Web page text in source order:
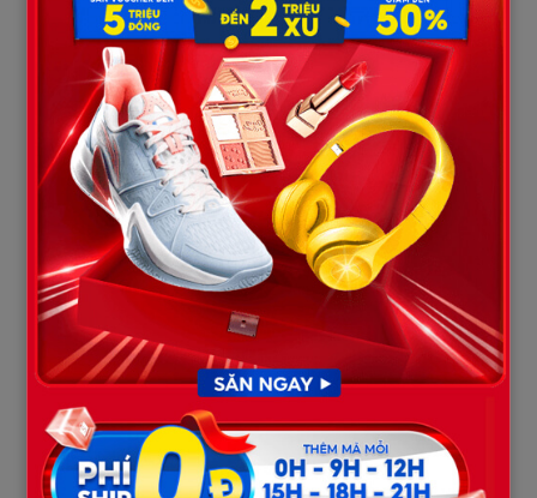
Bà Sáu tin cháu, đưa xấp tiền ra. Tuyết đếm đi đếm lại, lòng tham
nổi lên cuồn cuộn. Xấp tiền này ít nhất cũng phải năm, sáu triệu
đồng – một con số lớn đối với bà lão bán vé số. Tuyết bắt đầu
giở trò: “Trời ơi bà ơi! Bà bị lừa rồi! Làm gì có chuyện điện lực trả
tiền thừa thế này. Con nghi đây là tiền ‘đen’ của bọn tội phạm,
chúng nó mượn nhà bà làm chỗ tẩu tán đấy. Để con cầm đi hỏi
thăm mấy đứa bạn trên phường xem sao, chứ bà giữ đây là
người ta đến bắt bà đi tù đó!”
Bà Sáu nghe đến “đi tù” thì hồn xiêu phách lạc. Bà vốn nhát, cả
đời chưa dám làm điều gì sai trái. Thấy Tuyết nói năng hùng hồn,
bà đành để ả cầm số tiền đi trong lòng đầy lo âu. Tuyết hả hê,
phóng xe đi thẳng đến tiệm vàng, bỏ mặc bà Sáu ngồi thẫn thờ
bên mâm cơm chỉ có bát canh rau muống héo úa.
Chương 2: Sự Thật Đau Lòng Và Nỗi
Oan Khuất
Ngày hôm sau, Nam tranh thủ giờ nghỉ trưa ghé qua hẻm nhỏ để
mua cho bà Sáu hộp sữa và ít trái cây. Anh vẫn canh cánh trong
lòng về sức khỏe của bà. Nhưng vừa đến đầu hẻm, anh đã thấy